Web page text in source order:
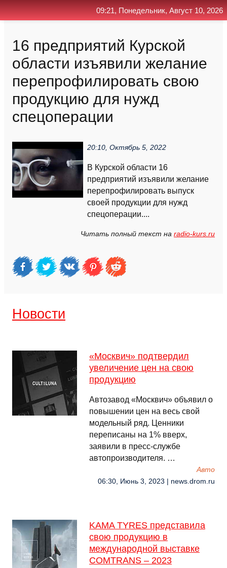
16 предприятий Курской
области изъявили желание
перепрофилировать свою
продукцию для нужд
спецоперации
20:10, Октябрь 5, 2022
В Курской области 16
предприятий изъявили желание
перепрофилировать выпуск
своей продукции для нужд
спецоперации....
Читать полный текст на radio-kurs.ru
Новости
«Москвич» подтвердил
увеличение цен на свою
продукцию
Автозавод «Москвич» объявил о
повышении цен на весь свой
модельный ряд. Ценники
переписаны на 1% вверх,
заявили в пресс-службе
автопроизводителя. …
Авто
06:30, Июнь 3, 2023 | news.drom.ru
KAMA TYRES представила
свою продукцию в
международной выставке
COMTRANS – 2023
09:21, Понедельник, Август 10, 2026